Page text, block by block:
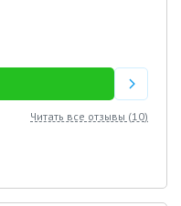
Читать все отзывы (10)